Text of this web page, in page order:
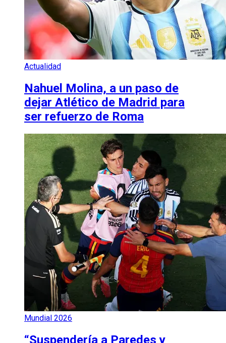
Actualidad
Nahuel Molina, a un paso de
dejar Atlético de Madrid para
ser refuerzo de Roma
Mundial 2026
“Suspendería a Paredes y